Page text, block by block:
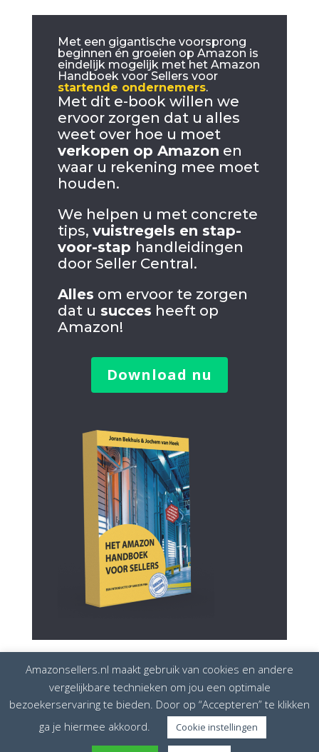
Met een gigantische voorsprong
beginnen én groeien op Amazon is
eindelijk mogelijk met het Amazon
Handboek voor Sellers voor
startende ondernemers.
Met dit e-book willen we
ervoor zorgen dat u alles
weet over hoe u moet
verkopen op Amazon en
waar u rekening mee moet
houden.
We helpen u met concrete
tips, vuistregels en stap-
voor-stap handleidingen
door Seller Central.
Alles om ervoor te zorgen
dat u succes heeft op
Amazon!
Download nu
Disclaimer Privacybeleid Cookiebeleid
Amazonsellers is onderdeel vanEuropean Seller
Amazonsellers.nl maakt gebruik van cookies en andere
vergelijkbare technieken om jou een optimale
bezoekerservaring te bieden. Door op “Accepteren” te klikken
ga je hiermee akkoord.
Cookie instellingen